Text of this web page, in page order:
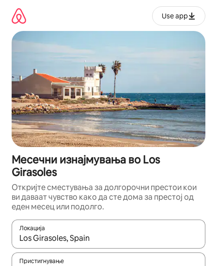
содржина
Use app
Месечни изнајмувања во Los
Girasoles
Откријте сместувања за долгорочни престои кои
ви даваат чувство како да сте дома за престој од
еден месец или подолго.
Локација
Кога резултатите се достапни, движете се со копчињата
Пристигнување